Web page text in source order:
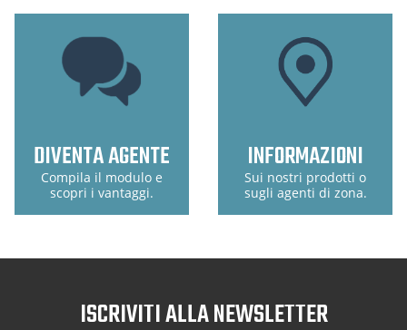
DIVENTA AGENTE
Compila il modulo e
scopri i vantaggi.
INFORMAZIONI
Sui nostri prodotti o
sugli agenti di zona.
ISCRIVITI ALLA NEWSLETTER